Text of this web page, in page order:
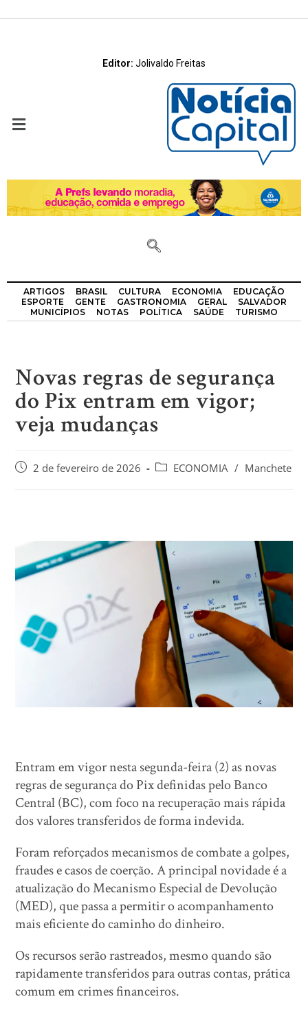
Editor: Jolivaldo Freitas
ARTIGOS BRASIL CULTURA ECONOMIA
EDUCAÇÃO
ESPORTE
GENTE GASTRONOMIA GERAL
SALVADOR
MUNICÍPIOS
NOTAS POLÍTICA SAÚDE TURISMO
Novas regras de segurança
do Pix entram em vigor;
veja mudanças
2 de fevereiro de 2026 ECONOMIA / Manchete
Entram em vigor nesta segunda-feira (2) as novas
regras de segurança do Pix definidas pelo Banco
Central (BC), com foco na recuperação mais rápida
dos valores transferidos de forma indevida.
Foram reforçados mecanismos de combate a golpes,
fraudes e casos de coerção. A principal novidade é a
atualização do Mecanismo Especial de Devolução
(MED), que passa a permitir o acompanhamento
mais eficiente do caminho do dinheiro.
Os recursos serão rastreados, mesmo quando são
rapidamente transferidos para outras contas, prática
comum em crimes financeiros.